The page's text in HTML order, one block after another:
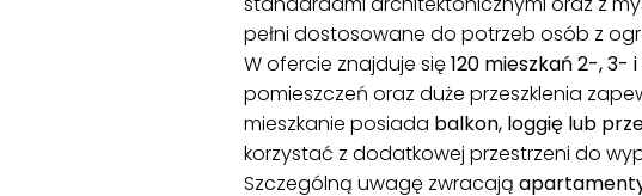
pełni dostosowane do potrzeb osób z
W ofercie znajduje się120 mieszkań 2-,
pomieszczeń oraz duże przeszklenia
mieszkanie posiada balkon, loggię lub
korzystać z dodatkowej przestrzeni do
Szczególną uwagę zwracają